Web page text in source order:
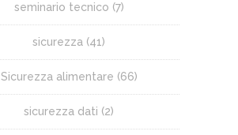
seminario tecnico (7)
sicurezza (41)
Sicurezza alimentare (66)
sicurezza dati (2)